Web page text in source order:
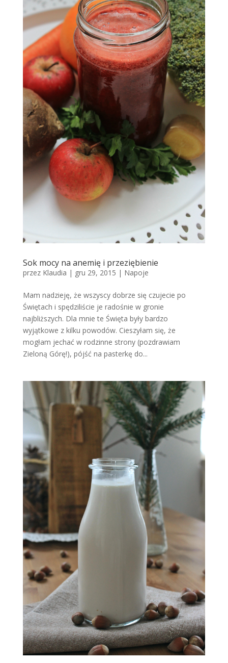
Sok mocy na anemię i przeziębienie
przez Klaudia | gru 29, 2015 | Napoje
Mam nadzieję, że wszyscy dobrze się czujecie po
Świętach i spędziliście je radośnie w gronie
najbliższych. Dla mnie te Święta były bardzo
wyjątkowe z kilku powodów. Cieszyłam się, że
mogłam jechać w rodzinne strony (pozdrawiam
Zieloną Górę!), pójść na pasterkę do...